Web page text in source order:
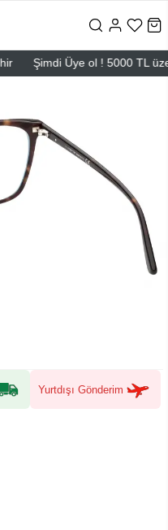
Şimdi Üye ol ! 5000 TL üzeri
Yurtdışı Gönderim